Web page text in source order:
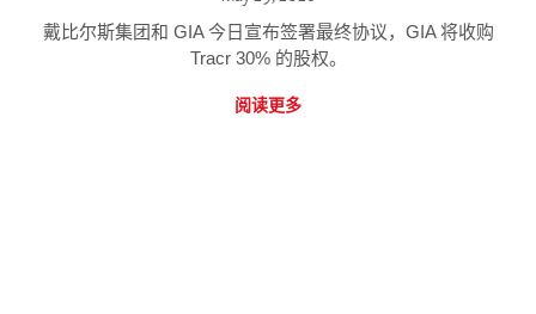
戴比尔斯集团和 GIA 今日宣布签署最终协议，GIA 将收购
Tracr 30% 的股权。
阅读更多